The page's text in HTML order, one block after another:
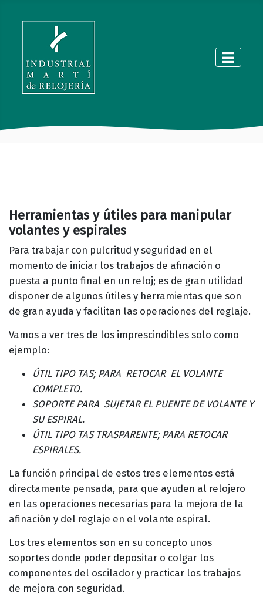
Herramientas y útiles para manipular
volantes y espirales
Para trabajar con pulcritud y seguridad en el
momento de iniciar los trabajos de afinación o
puesta a punto final en un reloj; es de gran utilidad
disponer de algunos útiles y herramientas que son
de gran ayuda y facilitan las operaciones del reglaje.
Vamos a ver tres de los imprescindibles solo como
ejemplo:
ÚTIL TIPO TAS; PARA RETOCAR EL VOLANTE
COMPLETO.
SOPORTE PARA SUJETAR EL PUENTE DE VOLANTE Y
SU ESPIRAL.
ÚTIL TIPO TAS TRASPARENTE; PARA RETOCAR
ESPIRALES.
La función principal de estos tres elementos está
directamente pensada, para que ayuden al relojero
en las operaciones necesarias para la mejora de la
afinación y del reglaje en el volante espiral.
Los tres elementos son en su concepto unos
soportes donde poder depositar o colgar los
componentes del oscilador y practicar los trabajos
de mejora con seguridad.